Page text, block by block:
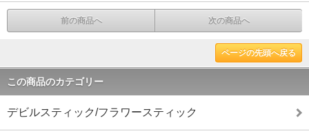
前の商品へ 次の商品へ
ページの先頭へ戻る
この商品のカテゴリー
デビルスティック/フラワースティック